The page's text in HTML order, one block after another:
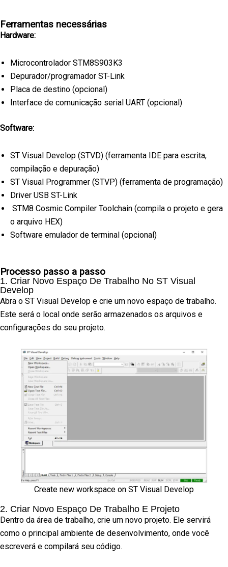
Ferramentas necessárias
Hardware:
Microcontrolador STM8S903K3
Depurador/programador ST-Link
Placa de destino (opcional)
Interface de comunicação serial UART (opcional)
Software:
ST Visual Develop (STVD) (ferramenta IDE para escrita,
compilação e depuração)
ST Visual Programmer (STVP) (ferramenta de programação)
Driver USB ST-Link
STM8 Cosmic Compiler Toolchain (compila o projeto e gera
o arquivo HEX)
Software emulador de terminal (opcional)
Processo passo a passo
1. Criar Novo Espaço De Trabalho No ST Visual
Develop
Abra o ST Visual Develop e crie um novo espaço de trabalho.
Este será o local onde serão armazenados os arquivos e
configurações do seu projeto.
Create new workspace on ST Visual Develop
2. Criar Novo Espaço De Trabalho E Projeto
Dentro da área de trabalho, crie um novo projeto. Ele servirá
como o principal ambiente de desenvolvimento, onde você
escreverá e compilará seu código.